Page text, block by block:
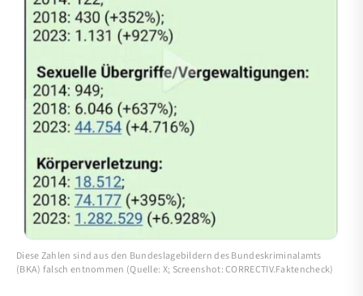
Diese Zahlen sind aus den Bundeslagebildern des Bundeskriminalamts
(BKA) falsch entnommen (Quelle: X; Screenshot: CORRECTIV.Faktencheck)